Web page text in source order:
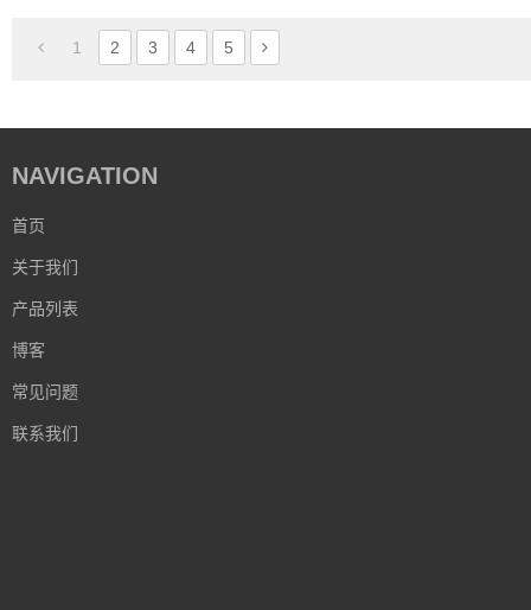
1 2 3 4 5
NAVIGATION
首页
关于我们
产品列表
博客
常见问题
联系我们